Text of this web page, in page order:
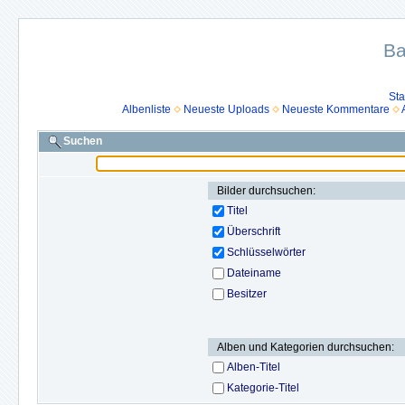
Albenliste
Neueste Uploads Neueste Kommentare
Suchen
Bilder durchsuchen:
Titel
Überschrift
Schlüsselwörter
Dateiname
Besitzer
Alben und Kategorien durchsuchen:
Alben-Titel
Kategorie-Titel